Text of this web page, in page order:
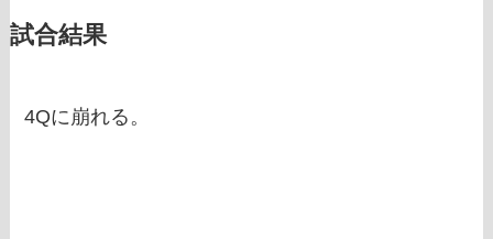
試合結果
4Qに崩れる。